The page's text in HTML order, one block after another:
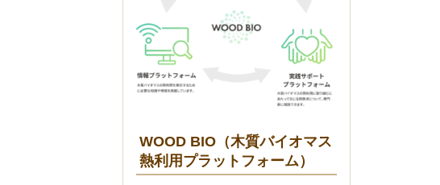
WOOD BIO（木質バイオマス
熱利用プラットフォーム）